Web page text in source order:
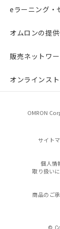
eラーニング・
オムロンの提
販売ネットワ
オンラインス
OMRON
サイト
個人情
取り扱い
商品のご